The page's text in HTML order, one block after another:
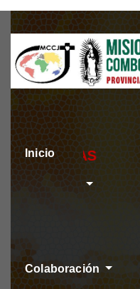
Skip
content
Inicio
Colaboración